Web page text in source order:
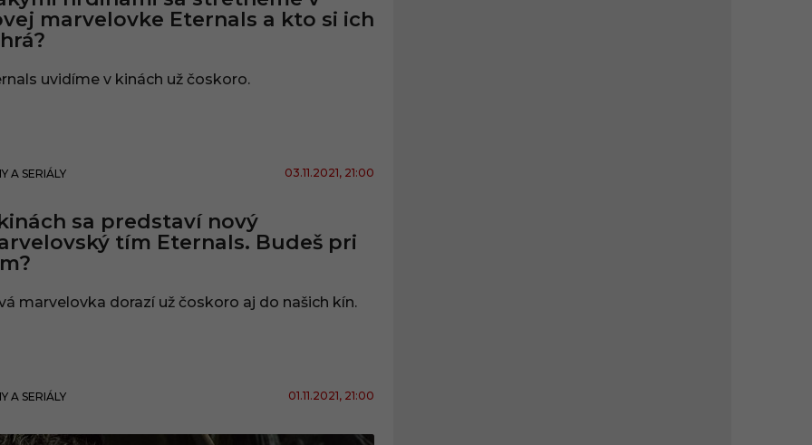
marvelovke Eternals a kto si ich
uvidíme v kinách už čoskoro.
A SERIÁLY 03.11.2021, 21:00
sa predstaví nový
tím Eternals. Budeš pri
marvelovka dorazí už čoskoro aj do našich kín.
A SERIÁLY 01.11.2021, 21:00